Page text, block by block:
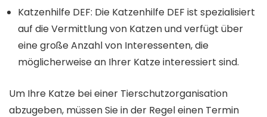
Katzenhilfe DEF: Die Katzenhilfe DEF ist spezialisiert
auf die Vermittlung von Katzen und verfügt über
eine große Anzahl von Interessenten, die
möglicherweise an Ihrer Katze interessiert sind.
Um Ihre Katze bei einer Tierschutzorganisation
abzugeben, müssen Sie in der Regel einen Termin